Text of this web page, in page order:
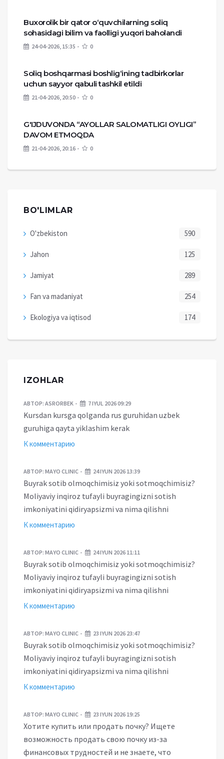
Buxorolik bir qator o‘quvchilarning soliq
sohasidagi bilim va faolligi yuqori baholandi
24-04-2026, 15:35 0
Soliq boshqarmasi boshlig‘ining tadbirkorlar
uchun sayyor qabuli tashkil etildi
21-04-2026, 20:50 0
G'IJDUVONDA “AYOLLAR SALOMATLIGI OYLIGI”
DAVOM ETMOQDA
21-04-2026, 20:16 0
BO'LIMLAR
O'zbekiston 590
Jahon 125
Jamiyat 289
Fan va madaniyat 254
Ekologiya va iqtisod 174
IZOHLAR
АВТОР: ASRORBEK 7 IYUL 2026 09:29
Kursdan kursga qolganda rus guruhidan uzbek
guruhiga qayta yiklashim kerak
К комментарию
АВТОР: MAYO CLINIC 24 IYUN 2026 13:39
Buyrak sotib olmoqchimisiz yoki sotmoqchimisiz?
Moliyaviy inqiroz tufayli buyragingizni sotish
imkoniyatini qidiryapsizmi va nima qilishni
К комментарию
АВТОР: MAYO CLINIC 24 IYUN 2026 11:11
Buyrak sotib olmoqchimisiz yoki sotmoqchimisiz?
Moliyaviy inqiroz tufayli buyragingizni sotish
imkoniyatini qidiryapsizmi va nima qilishni
К комментарию
АВТОР: MAYO CLINIC 23 IYUN 2026 23:47
Buyrak sotib olmoqchimisiz yoki sotmoqchimisiz?
Moliyaviy inqiroz tufayli buyragingizni sotish
imkoniyatini qidiryapsizmi va nima qilishni
К комментарию
АВТОР: MAYO CLINIC 23 IYUN 2026 19:25
Хотите купить или продать почку? Ищете
возможность продать свою почку из-за
финансовых трудностей и не знаете, что